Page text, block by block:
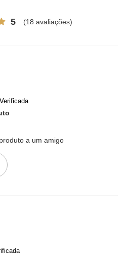
5 (18 avaliações)
a um amigo